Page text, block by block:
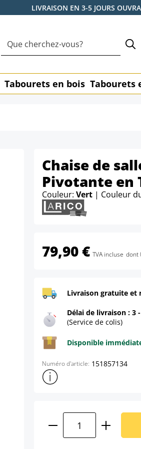
LIVRAISON EN 3-5 JOURS
Tabourets en bois Tabourets
Chaise de
Pivotante en
Couleur: Vert | Couleur
79,90 € TVA incluse dont
Livraison gratuite et
Délai de livraison : 3
(Service de colis)
Disponible
Numéro d'article: 151857134
Afficher plus d'informations
Quantité de